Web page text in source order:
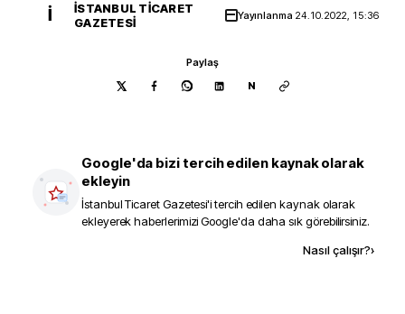
İ
İSTANBUL TICARET
GAZETESI
Yayınlanma 24.10.2022, 15:36
Paylaş
N
Google'da bizi tercih edilen kaynak olarak
ekleyin
İstanbul Ticaret Gazetesi'i tercih edilen kaynak olarak
ekleyerek haberlerimizi Google'da daha sık görebilirsiniz.
Nasıl çalışır?›